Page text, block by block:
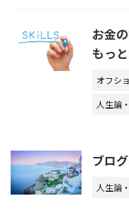
お金
もっ
オフシ
人生論
ブロ
人生論